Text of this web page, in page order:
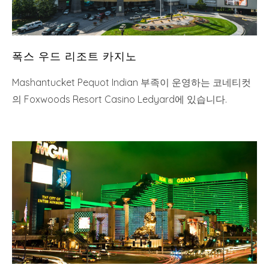
폭스 우드 리조트 카지노
Mashantucket Pequot Indian 부족이 운영하는 코네티컷
의 Foxwoods Resort Casino Ledyard에 있습니다.